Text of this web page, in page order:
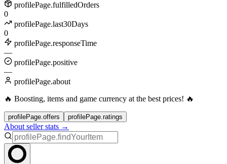
profilePage.fulfilledOrders
0
profilePage.last30Days
0
profilePage.responseTime
—
profilePage.positive
—
profilePage.about
🔥 Boosting, items and game currency at the best prices! 🔥
profilePage.offers profilePage.ratings
About seller stats →